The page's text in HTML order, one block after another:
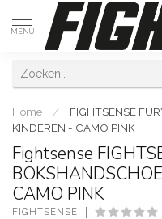
MENU
Home /
FIGHTSENSE
KINDEREN - CAMO PINK
Fightsense
CAMO PINK
FIGHTSENSE